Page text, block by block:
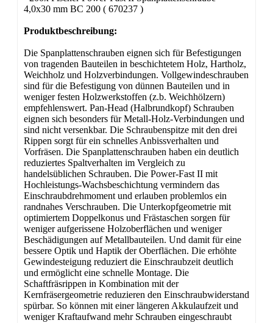
4,0x30 mm BC 200 ( 670237 )
Produktbeschreibung:
Die Spanplattenschrauben eignen sich für Befestigungen
von tragenden Bauteilen in beschichtetem Holz, Hartholz,
Weichholz und Holzverbindungen. Vollgewindeschrauben
sind für die Befestigung von dünnen Bauteilen und in
weniger festen Holzwerkstoffen (z.b. Weichhölzern)
empfehlenswert. Pan-Head (Halbrundkopf) Schrauben
eignen sich besonders für Metall-Holz-Verbindungen und
sind nicht versenkbar. Die Schraubenspitze mit den drei
Rippen sorgt für ein schnelles Anbissverhalten und
Vorfräsen. Die Spanplattenschrauben haben ein deutlich
reduziertes Spaltverhalten im Vergleich zu
handelsüblichen Schrauben. Die Power-Fast II mit
Hochleistungs-Wachsbeschichtung vermindern das
Einschraubdrehmoment und erlauben problemlos ein
randnahes Verschrauben. Die Unterkopfgeometrie mit
optimiertem Doppelkonus und Frästaschen sorgen für
weniger aufgerissene Holzoberflächen und weniger
Beschädigungen auf Metallbauteilen. Und damit für eine
bessere Optik und Haptik der Oberflächen. Die erhöhte
Gewindesteigung reduziert die Einschraubzeit deutlich
und ermöglicht eine schnelle Montage. Die
Schaftfräsrippen in Kombination mit der
Kernfräsergeometrie reduzieren den Einschraubwiderstand
spürbar. So können mit einer längeren Akkulaufzeit und
weniger Kraftaufwand mehr Schrauben eingeschraubt